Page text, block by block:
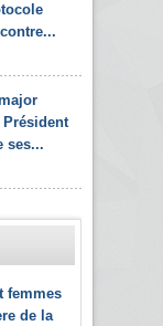
ses...
femmes
de la